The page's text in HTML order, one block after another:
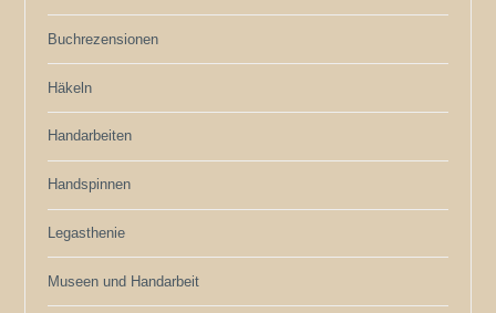
Buchrezensionen
Häkeln
Handarbeiten
Handspinnen
Legasthenie
Museen und Handarbeit